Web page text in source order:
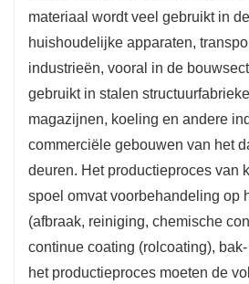
materiaal wordt veel gebruikt in
huishoudelijke apparaten,
industrieën, vooral in de
gebruikt in stalen
magazijnen, koeling en andere
commerciële gebouwen van het
deuren. Het productieproces van
spoel omvat voorbehandeling op
(afbraak, reiniging, chemische
continue coating (rolcoating),
het productieproces moeten de